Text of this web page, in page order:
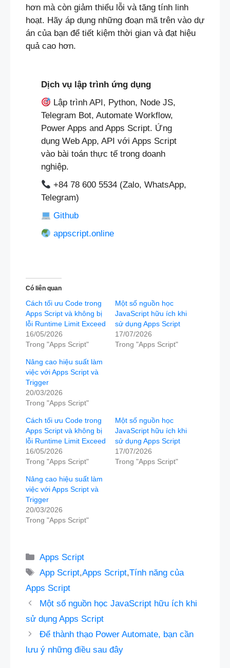
hơn mà còn giảm thiểu lỗi và tăng tính linh
hoạt. Hãy áp dụng những đoạn mã trên vào dự
án của bạn để tiết kiệm thời gian và đạt hiệu
quả cao hơn.
Dịch vụ lập trình ứng dụng
Lập trình API, Python, Node JS,
Telegram Bot, Automate Workflow,
Power Apps and Apps Script. Ứng
dụng Web App, API với Apps Script
vào bài toán thực tế trong doanh
nghiệp.
+84 78 600 5534 (Zalo, WhatsApp,
Telegram)
Github
appscript.online
Có liên quan
Cách tối ưu Code trong
Apps Script và không bị
lỗi Runtime Limit Exceed
16/05/2026
Trong "Apps Script"
Một số nguồn học
JavaScript hữu ích khi
sử dụng Apps Script
17/07/2026
Trong "Apps Script"
Nâng cao hiệu suất làm
việc với Apps Script và
Trigger
20/03/2026
Trong "Apps Script"
Cách tối ưu Code trong
Apps Script và không bị
lỗi Runtime Limit Exceed
16/05/2026
Trong "Apps Script"
Một số nguồn học
JavaScript hữu ích khi
sử dụng Apps Script
17/07/2026
Trong "Apps Script"
Nâng cao hiệu suất làm
việc với Apps Script và
Trigger
20/03/2026
Trong "Apps Script"
Danh
mục
Apps Script
Thẻ
App Script,Apps Script,Tính năng của
Apps Script
Một số nguồn học JavaScript hữu ích khi
sử dụng Apps Script
Để thành thạo Power Automate, bạn cần
lưu ý những điều sau đây